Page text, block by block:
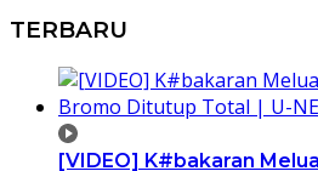
TERBARU
[VIDEO] K#bakaran